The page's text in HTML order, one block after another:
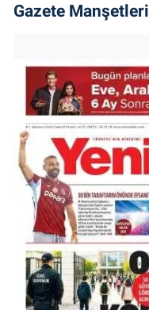
Gazete Manşetleri